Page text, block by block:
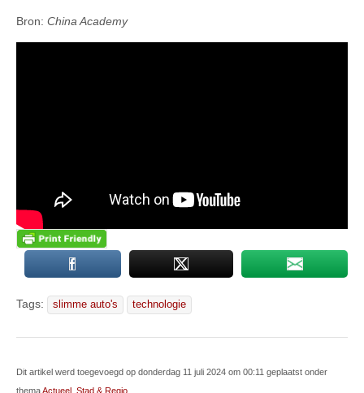
Bron: China Academy
Tags: slimme auto's technologie
Dit artikel werd toegevoegd op donderdag 11 juli 2024 om 00:11 geplaatst onder
themaActueel Stad & Regio